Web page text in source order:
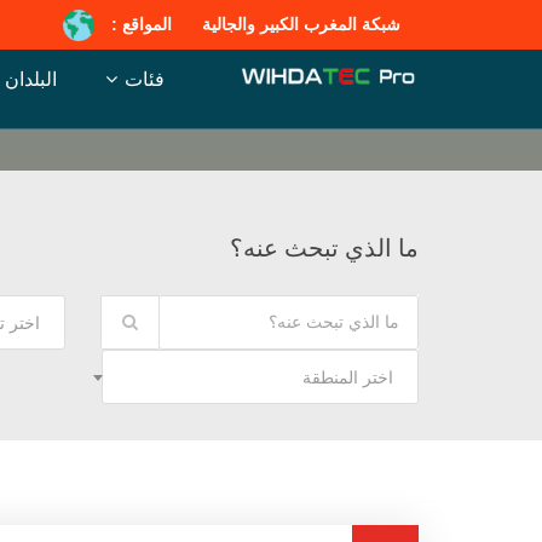
شبكة المغرب الكبير والجالية المواقع :
فئات البلدان
ما الذي تبحث عنه؟
اختر
اختر المنطقة